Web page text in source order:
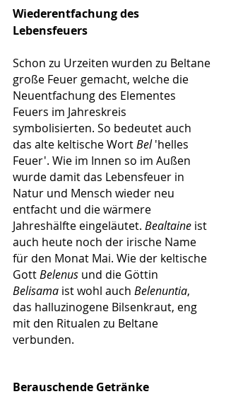
Wiederentfachung des
Lebensfeuers
Schon zu Urzeiten wurden zu Beltane
große Feuer gemacht, welche die
Neuentfachung des Elementes
Feuers im Jahreskreis
symbolisierten. So bedeutet auch
das alte keltische Wort Bel 'helles
Feuer'. Wie im Innen so im Außen
wurde damit das Lebensfeuer in
Natur und Mensch wieder neu
entfacht und die wärmere
Jahreshälfte eingeläutet. Bealtaine ist
auch heute noch der irische Name
für den Monat Mai. Wie der keltische
Gott Belenus und die Göttin
Belisama ist wohl auch Belenuntia,
das halluzinogene Bilsenkraut, eng
mit den Ritualen zu Beltane
verbunden.
Berauschende Getränke